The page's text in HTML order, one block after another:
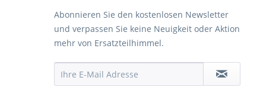
Abonnieren Sie den kostenlosen Newsletter
und verpassen Sie keine Neuigkeit oder Aktion
mehr von Ersatzteilhimmel.